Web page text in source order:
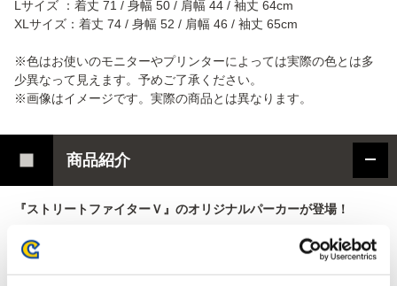
Lサイズ ：着丈 71 / 身幅 50 / 肩幅 44 / 袖丈 64cm
XLサイズ：着丈 74 / 身幅 52 / 肩幅 46 / 袖丈 65cm
※色はお使いのモニターやプリンターによっては実際の色とは多
少異なって見えます。予めご了承ください。
※画像はイメージです。実際の商品とは異なります。
商品紹介
『ストリートファイターＶ』のオリジナルパーカーが登場！
カプコンイラストレーター「ベンガス」が描く、『ストリートフ
ァイターＶ』イーカプコン限定アートを線画でデザインしたオリ